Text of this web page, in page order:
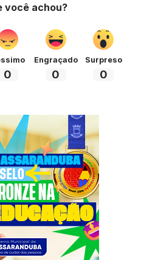
você achou?
0
Engraçado
0
Surpreso
0